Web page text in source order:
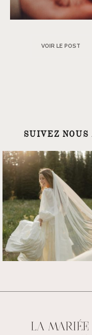
VOIR LE POST
SUIVEZ NOUS